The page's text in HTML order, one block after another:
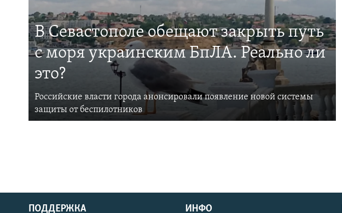
В Севастополе обещают закрыть путь
с моря украинским БпЛА. Реально ли
это?
Российские власти города анонсировали появление новой системы
защиты от беспилотников
ПОДДЕРЖКА ИНФО